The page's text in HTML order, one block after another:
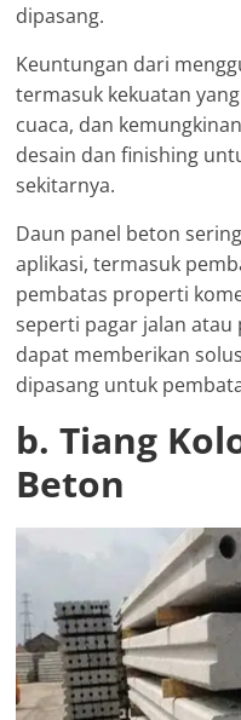
dipasang.
Keuntungan dari
termasuk kekuatan
cuaca, dan
desain dan finishing
sekitarnya.
Daun panel beton
aplikasi, termasuk
pembatas properti
seperti pagar jalan atau
dapat memberikan
dipasang untuk
b. Tiang
Beton